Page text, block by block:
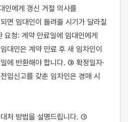
인에게 갱신 거절 의사를
면 임대인이 돌려줄 시기가 달라질
청: 계약 만료일에 임대인에게
대인은 계약 만료 후 새 임차인이
에 반환해야 합니다. ③ 확정일자·
입신고를 갖춘 임차인은 경매 시
처 방법을 설명드립니다. ①